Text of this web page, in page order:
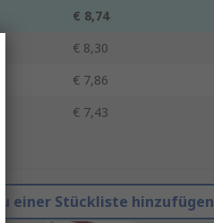
€ 8,74
€ 8,30
€ 7,86
€ 7,43
Zu einer Stückliste hinzufügen